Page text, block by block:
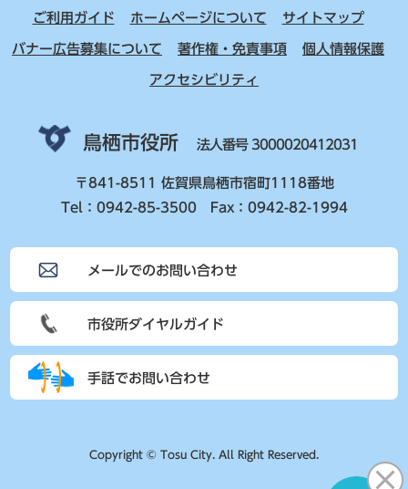
ご利用ガイド ホームページについて サイトマップ
バナー広告募集について 著作権・免責事項 個人情報保護
アクセシビリティ
鳥栖市役所 法人番号 3000020412031
〒841-8511 佐賀県鳥栖市宿町1118番地
Tel：0942-85-3500 Fax：0942-82-1994
メールでのお問い合わせ
市役所ダイヤルガイド
手話でお問い合わせ
Copyright © Tosu City. All Right Reserved.